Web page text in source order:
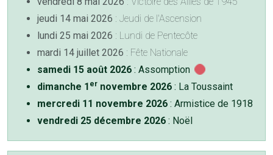
jeudi 14 mai 2026 : Jeudi de l'Ascension
lundi 25 mai 2026 : Lundi de Pentecôte
mardi 14 juillet 2026 : Fête Nationale
samedi 15 août 2026 : Assomption
dimanche 1 er novembre 2026 : La Toussaint
mercredi 11 novembre 2026 : Armistice de 1918
vendredi 25 décembre 2026 : Noël